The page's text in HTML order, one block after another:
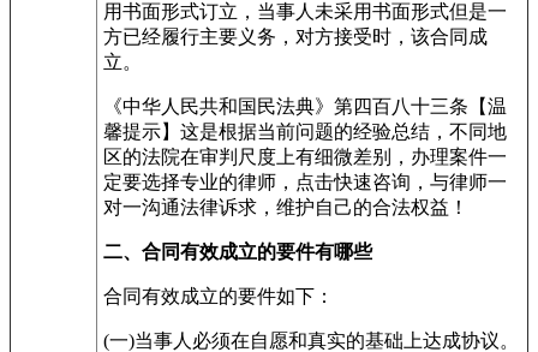
用书面形式订立，当事人未采用书面形式但是一
方已经履行主要义务，对方接受时，该合同成
立。
《中华人民共和国民法典》第四百八十三条【温
馨提示】这是根据当前问题的经验总结，不同地
区的法院在审判尺度上有细微差别，办理案件一
定要选择专业的律师，点击快速咨询，与律师一
对一沟通法律诉求，维护自己的合法权益！
二、合同有效成立的要件有哪些
合同有效成立的要件如下：
(一)当事人必须在自愿和真实的基础上达成协议。